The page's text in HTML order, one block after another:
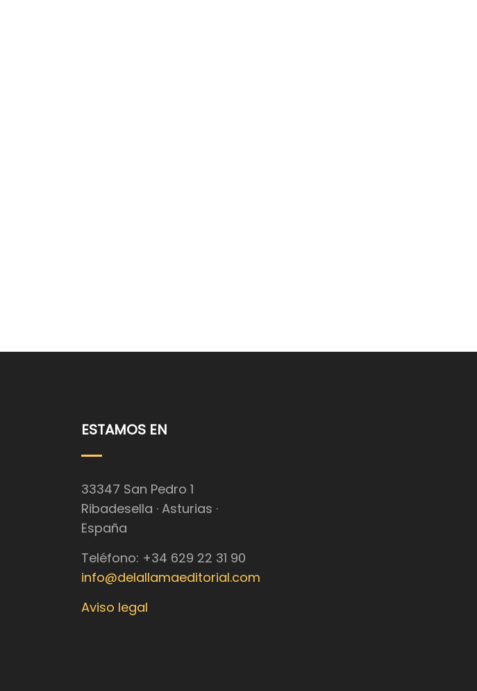
ESTAMOS EN
33347 San Pedro 1
Ribadesella · Asturias ·
España
Teléfono: +34 629 22 31 90
info@delallamaeditorial.com
Aviso legal